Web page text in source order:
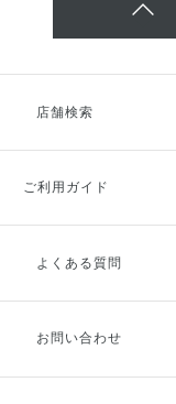
店舗検索
ご利用ガイド
ご利用ガイドトップ
お支払方法
よくある質問
お問い合わせ